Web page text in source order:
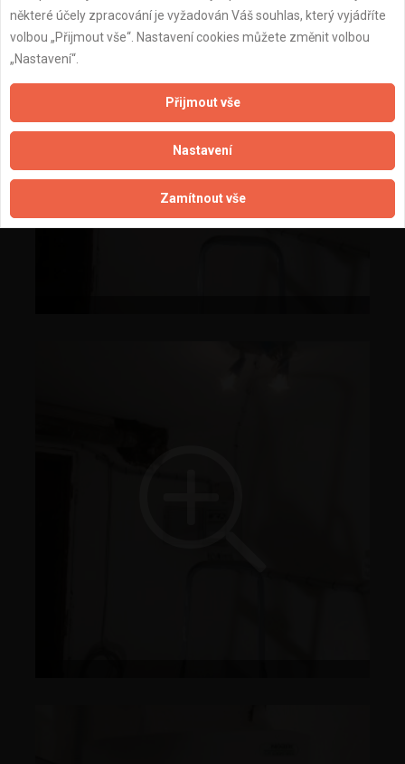
některé účely zpracování je vyžadován Váš souhlas, který vyjádříte
volbou „Přijmout vše“. Nastavení cookies můžete změnit volbou
„Nastavení“.
Přijmout vše
Nastavení
Zamítnout vše